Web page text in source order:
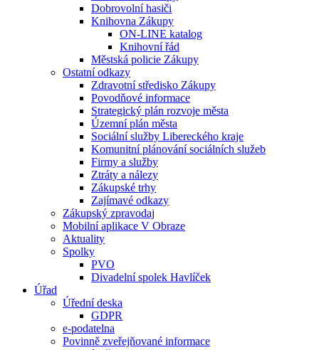
Dobrovolní hasiči
Knihovna Zákupy
ON-LINE katalog
Knihovní řád
Městská policie Zákupy
Ostatní odkazy
Zdravotní středisko Zákupy
Povodňové informace
Strategický plán rozvoje města
Územní plán města
Sociální služby Libereckého kraje
Komunitní plánování sociálních služeb
Firmy a služby
Ztráty a nálezy
Zákupské trhy
Zajímavé odkazy
Zákupský zpravodaj
Mobilní aplikace V Obraze
Aktuality
Spolky
PVO
Divadelní spolek Havlíček
Úřad
Úřední deska
GDPR
e-podatelna
Povinně zveřejňované informace